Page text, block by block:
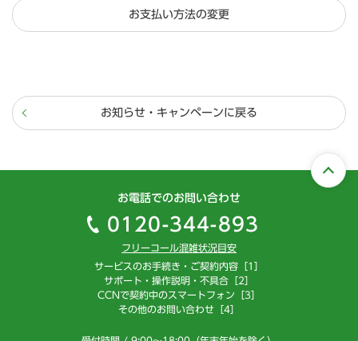
お支払い方法の変更
お知らせ・キャンペーンに戻る
お電話でのお問い合わせ
0120-344-893
フリーコール混雑状況目安
サービスのお手続き・ご契約内容［1］
サポート・操作説明・不具合［2］
CCNで契約中のスマートフォン［3］
その他のお問い合わせ［4］